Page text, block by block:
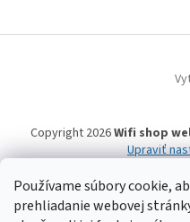
Používame súbory cookie,
prehliadanie webovej
Copyright 2026Wifi shop
Upraviť
Wifi shop wellnet.sk prevádzkuje